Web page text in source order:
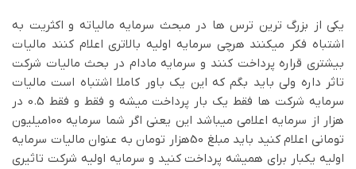
یکی از بزرگ ترین ترس ها در مبحث سرمایه مالیاته و اکثریت به
اشتباه فکر میکنند هرچی سرمایه اولیه بالاتری اعلام کنند مالیات
بیشتری قراره پرداخت کنند و سرمایه مادام در بحث مالیات شرکت
تاثر داره ولی باید بگم که این یک باور کاملا اشتباه است مالیات
سرمایه شرکت ها فقط یک بار پرداخت میشه و فقط و فقط 0.5 در
هزار از سرمایه اعلامی میباشد این یعنی اگر شما سرمایه 100میلیون
تومانی اعلام کنید باید مبلغ 50هزار تومان به عنوان مالیات سرمایه
اولیه یکبار برای همیشه پرداخت کنید و سرمایه اولیه شرکت تاثیری